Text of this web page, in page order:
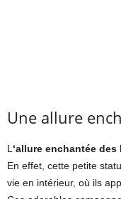
Une allure
L ‘allure enchantée
En effet, cette petite
vie en intérieur, où ils